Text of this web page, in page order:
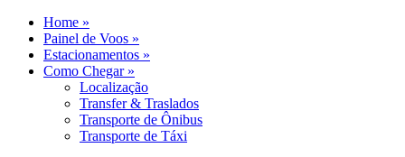
Home »
Painel de Voos »
Estacionamentos »
Como Chegar »
Localização
Transfer & Traslados
Transporte de Ônibus
Transporte de Táxi